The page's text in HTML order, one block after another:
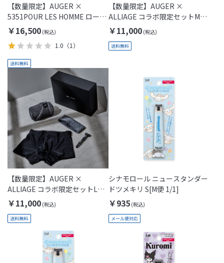
【数量限定】AUGER ×
5351POUR LES HOMME ロール
型ポーチ付き限定セット 2025
￥16,500
1.0 （1）
【数量限定】AUGER ×
ALLIAGE コラボ限定セットM
2025
￥11,000
【数量限定】AUGER ×
ALLIAGE コラボ限定セットL
2025
￥11,000
シナモロール ニュースタンダー
ドツメキリ S[M便 1/1]
￥935